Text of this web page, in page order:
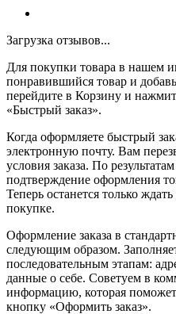
Загрузка отзывов...
Для покупки товара в нашем
понравившийся товар и
перейдите в Корзину и
«Быстрый заказ».
Когда оформляете быстрый
электронную почту. Вам
условия заказа. По
подтверждение оформления
Теперь останется только
покупке.
Оформление заказа в
следующим образом.
последовательным этапам:
данные о себе. Советуем в
информацию, которая
кнопку «Оформить заказ».